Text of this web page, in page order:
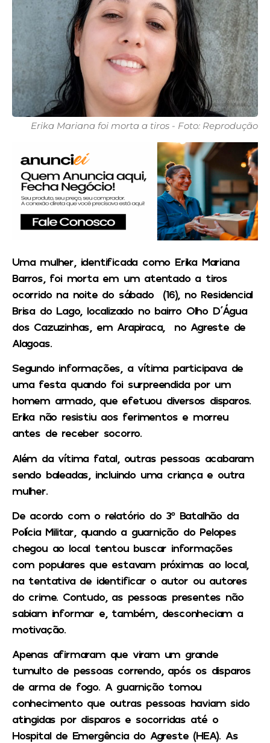
Erika Mariana foi morta a tiros - Foto: Reprodução
Uma mulher, identificada como Erika Mariana
Barros, foi morta em um atentado a tiros
ocorrido na noite do sábado (16), no Residencial
Brisa do Lago, localizado no bairro Olho D´Água
dos Cazuzinhas, em Arapiraca, no Agreste de
Alagoas.
Segundo informações, a vítima participava de
uma festa quando foi surpreendida por um
homem armado, que efetuou diversos disparos.
Erika não resistiu aos ferimentos e morreu
antes de receber socorro.
Além da vítima fatal, outras pessoas acabaram
sendo baleadas, incluindo uma criança e outra
mulher.
De acordo com o relatório do 3º Batalhão da
Polícia Militar, quando a guarnição do Pelopes
chegou ao local tentou buscar informações
com populares que estavam próximas ao local,
na tentativa de identificar o autor ou autores
do crime. Contudo, as pessoas presentes não
sabiam informar e, também, desconheciam a
motivação.
Apenas afirmaram que viram um grande
tumulto de pessoas correndo, após os disparos
de arma de fogo. A guarnição tomou
conhecimento que outras pessoas haviam sido
atingidas por disparos e socorridas até o
Hospital de Emergência do Agreste (HEA). As